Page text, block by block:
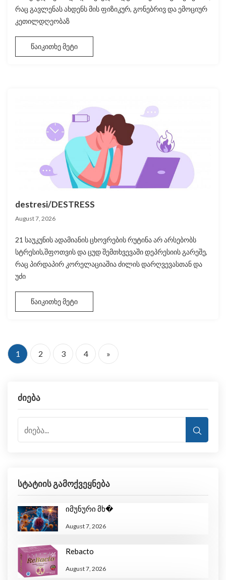
რაც გავლენას ახდენს მის ფიზიკურ, გონებრივ და ემოციურ
კეთილდღეობაზ
წაიკითხე მეტი
destresi/DESTRESS
August 7, 2026
21 საუკუნის ადამიანის ცხოვრების რუტინა არ არსებობს
სტრესის,შფოთვის და ცუდ შემთხვევაში დეპრესიის გარეშე,
რაც პირდაპირ კორელაციაშია ძილის დარღვევასთან და
უძი
წაიკითხე მეტი
1 2 3 4 »
ძიება
სტატიის გამოქვეყნება
Იმუნური Მხ�
August 7, 2026
Rebacto
August 7, 2026